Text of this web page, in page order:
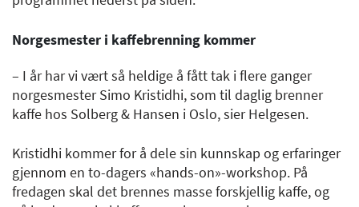
Norgesmester i kaffebrenning kommer
– I år har vi vært så heldige å fått tak i flere ganger
norgesmester Simo Kristidhi, som til daglig brenner
kaffe hos Solberg & Hansen i Oslo, sier Helgesen.
Kristidhi kommer for å dele sin kunnskap og erfaringer
gjennom en to-dagers «hands-on»-workshop. På
fredagen skal det brennes masse forskjellig kaffe, og